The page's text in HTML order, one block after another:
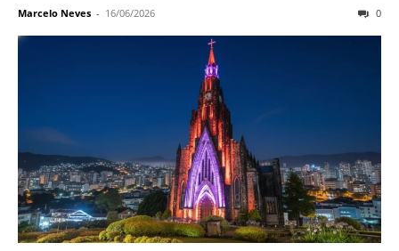
Marcelo Neves - 16/06/2026 0